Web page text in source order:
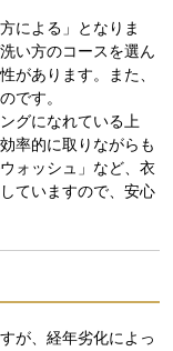
による」となりま
い方のコースを選ん
があります。また、
です。
グになれている上
率的に取りながらも
ォッシュ」など、衣
ていますので、安心
が、経年劣化によっ